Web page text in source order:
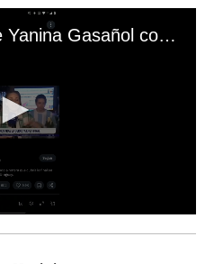
El mal momento de Yanina Gasañol con un hincha argentino en "Subrayado"